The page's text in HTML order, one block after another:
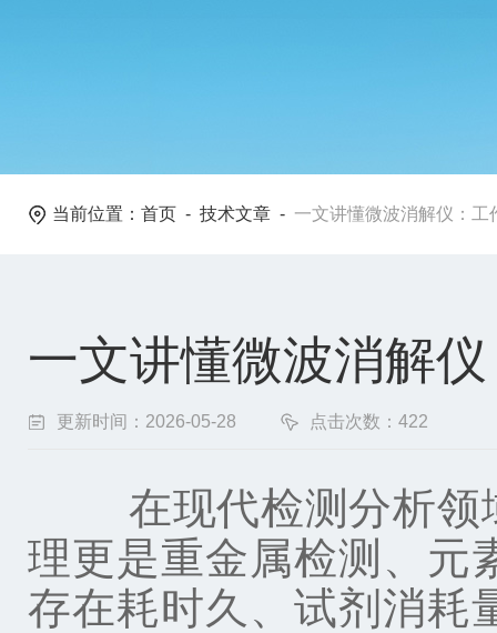
当前位置： 首页 - 技术文章 - 一文讲懂微波消解仪：
一文讲懂微波消解
更新时间：2026-05-28 点击次数：422
在现代检测分析领域
理更是重金属检测、元
存在耗时久、试剂消耗